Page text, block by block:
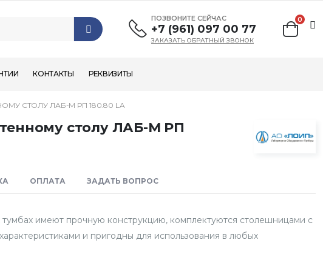
ПОЗВОНИТЕ СЕЙЧАС
+7 (961) 097 00 77
ЗАКАЗАТЬ ОБРАТНЫЙ ЗВОНОК
0
КОНТАКТЫ РЕКВИЗИТЫ
СТОЛУ ЛАБ-М РП 180.80 LA
столу ЛАБ-М РП
ОПЛАТА ЗАДАТЬ ВОПРОС
имеют прочную конструкцию, комплектуются столешницами с
и пригодны для использования в любых